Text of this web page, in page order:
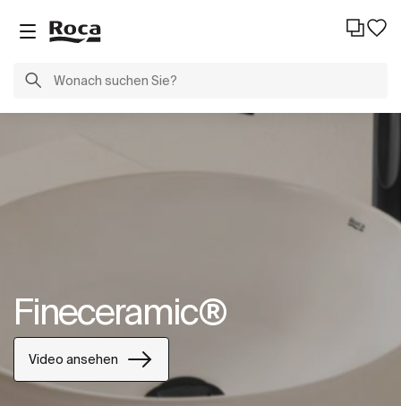
Fineceramic®
Video ansehen